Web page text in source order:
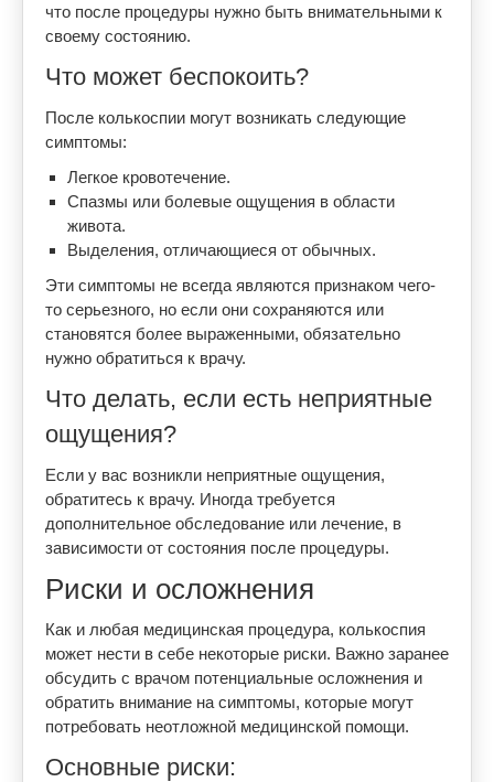
что после процедуры нужно быть внимательными к
своему состоянию.
Что может беспокоить?
После колькоспии могут возникать следующие
симптомы:
Легкое кровотечение.
Спазмы или болевые ощущения в области
живота.
Выделения, отличающиеся от обычных.
Эти симптомы не всегда являются признаком чего-
то серьезного, но если они сохраняются или
становятся более выраженными, обязательно
нужно обратиться к врачу.
Что делать, если есть неприятные
ощущения?
Если у вас возникли неприятные ощущения,
обратитесь к врачу. Иногда требуется
дополнительное обследование или лечение, в
зависимости от состояния после процедуры.
Риски и осложнения
Как и любая медицинская процедура, колькоспия
может нести в себе некоторые риски. Важно заранее
обсудить с врачом потенциальные осложнения и
обратить внимание на симптомы, которые могут
потребовать неотложной медицинской помощи.
Основные риски: